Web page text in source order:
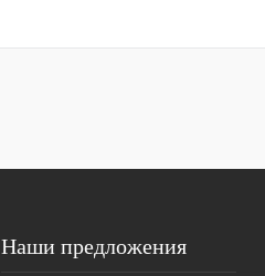
Купить в 1 клик
Наши предложения